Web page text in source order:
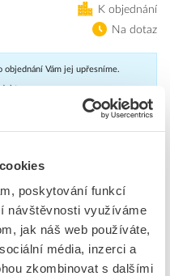
poskytování funkcí
návštěvnosti využíváme
jak náš web používáte,
média, inzerci a
zkombinovat s dalšími
K objednání
Na dotaz
Vám jej upřesníme.
připojit lze 1 až 20
PROFINET. Dodáváme tato
modul rozhraní, se